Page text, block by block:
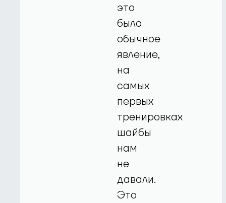
это
было
обычное
явление,
на
самых
первых
тренировках
шайбы
нам
не
давали.
Это